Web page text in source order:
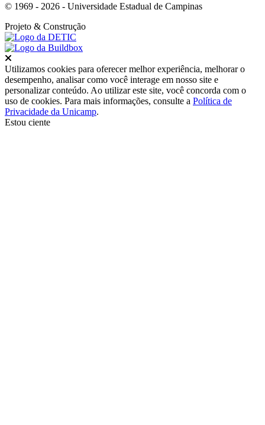
© 1969 - 2026 - Universidade Estadual de Campinas
Projeto & Construção
Utilizamos cookies para oferecer melhor experiência, melhorar o
desempenho, analisar como você interage em nosso site e
personalizar conteúdo. Ao utilizar este site, você concorda com o
uso de cookies. Para mais informações, consulte a Política de
Privacidade da Unicamp.
Estou ciente